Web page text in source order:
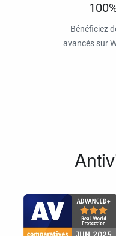
Bénéficiez
avancés sur